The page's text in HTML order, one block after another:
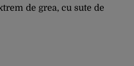
de grea, cu sute de